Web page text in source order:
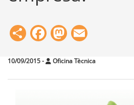
ShareFacebook
Mastodon
10/09/2015- Oficina Tècnica